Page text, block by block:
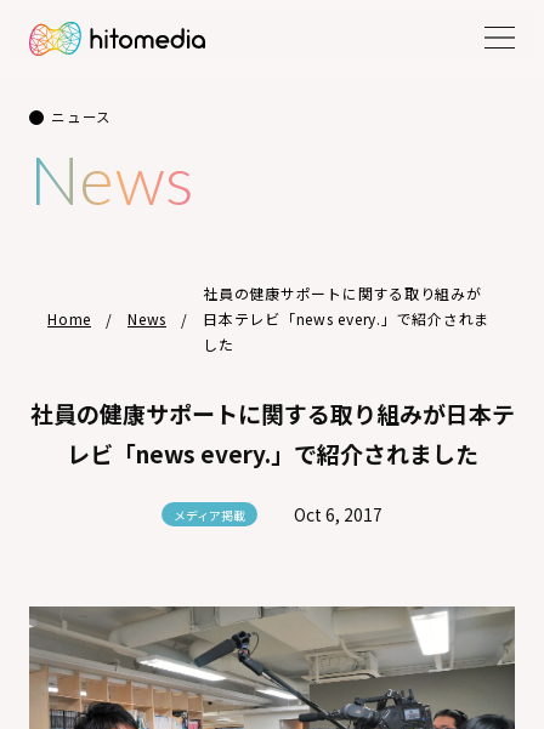
ニュース
News
Home News
社員の健康サポートに関する取り組みが
日本テレビ「news every.」で紹介されま
した
社員の健康サポートに関する取り組みが日本テ
レビ「news every.」で紹介されました
メディア掲載 Oct 6, 2017